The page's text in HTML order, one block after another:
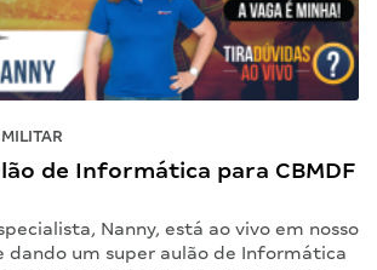
de Informática para CBMDF
Nanny, está ao vivo em nosso
dando um super aulão de Informática